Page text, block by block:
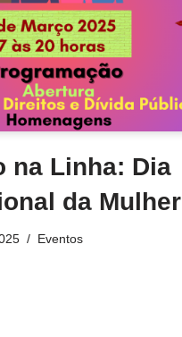
na Linha: Dia
da Mulher
Eventos